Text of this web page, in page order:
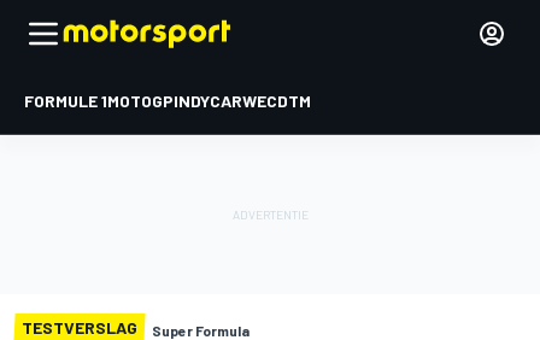
FORMULE 1MOTOGPINDYCARWECDTM
TESTVERSLAG Super Formula